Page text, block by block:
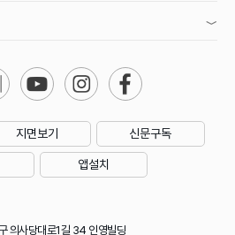
지면보기 신문구독
앱설치
의사당대로1길 34 인영빌딩